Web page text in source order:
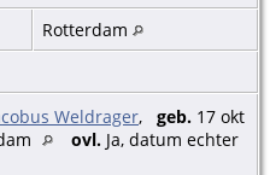
Rotterdam
Weldrager, geb. 17 okt
ovl. Ja, datum echter